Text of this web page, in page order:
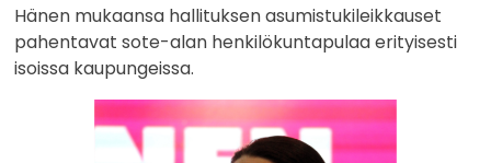
Hänen mukaansa hallituksen asumistukileikkauset
pahentavat sote-alan henkilökuntapulaa erityisesti
isoissa kaupungeissa.